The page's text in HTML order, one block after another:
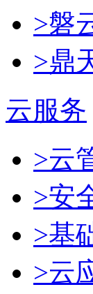
>磐
>鼎
云服务
>云
>安
>基
>云